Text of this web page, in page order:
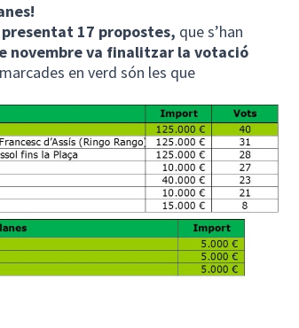
presentat 17 propostes, que s’han
novembre va finalitzar la votació
en verd són les que